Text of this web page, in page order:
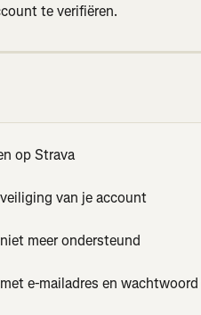
te verifiëren.
op Strava
van je account
meer ondersteund
e-mailadres en